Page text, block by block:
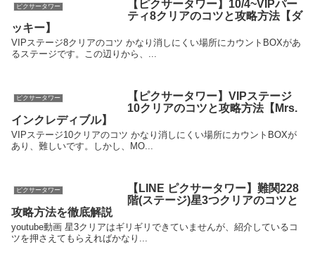
ピクサータワー
【ピクサータワー】10/4~VIPパー
ティ8クリアのコツと攻略方法【ダ
ッキー】
VIPステージ8クリアのコツ かなり消しにくい場所にカウントBOXがあ
るステージです。この辺りから、...
ピクサータワー
【ピクサータワー】VIPステージ
10クリアのコツと攻略方法【Mrs.
インクレディブル】
VIPステージ10クリアのコツ かなり消しにくい場所にカウントBOXが
あり、難しいです。しかし、MO...
ピクサータワー
【LINE ピクサータワー】難関228
階(ステージ)星3つクリアのコツと
攻略方法を徹底解説
youtube動画 星3クリアはギリギリできていませんが、紹介しているコ
ツを押さえてもらえればかなり...